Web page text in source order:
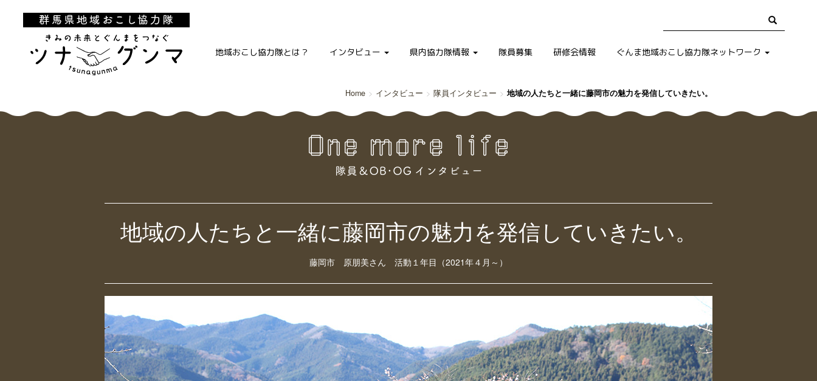
地域おこし協力隊とは？ インタビュー 県内協力隊情報 隊員募集 研修会情報 ぐんま地域おこし協力隊ネットワーク
Home インタビュー 隊員インタビュー 地域の人たちと一緒に藤岡市の魅力を発信していきたい。
地域の人たちと一緒に藤岡市の魅力を発信していきたい。
藤岡市 原朋美さん 活動１年目（2021年４月～）